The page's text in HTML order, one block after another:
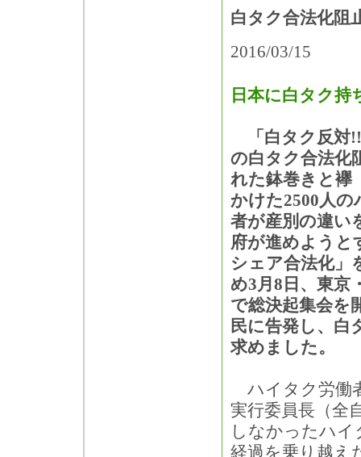
白タク合法化阻
2016/03/15
日本に白タク持
「白タク反対
の白タク合法化
れた鉢巻きと襷
かけた2500人の
者が産別の違い
府が進めようと
シェア合法化」
め3月8日、東京
で総決起集会を
民に告発し、白
求めました。
ハイタク労働
実行委員長（全
しなかったハイ
経過を乗り越え